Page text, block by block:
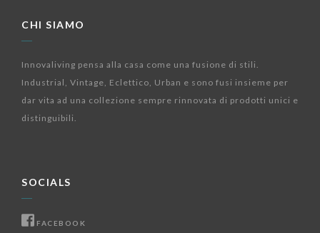
CHI SIAMO
Innovaliving pensa alla casa come una fusione di stili.
Industrial, Vintage, Eclettico, Urban e sono fusi insieme per
dar vita ad una collezione sempre rinnovata di prodotti unici e
distinguibili.
SOCIALS
FACEBOOK